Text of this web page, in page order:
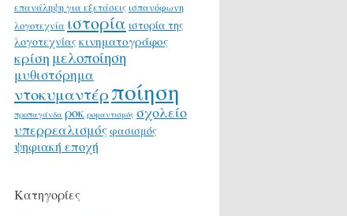
επανάληψη για εξετάσεις ισπανόφωνη
λογοτεχνία ιστορία ιστορία της
λογοτεχνίαςκινηματογράφος
κρίση μελοποίηση
μυθιστόρημα
ντοκυμαντέρποίηση
προπαγάνδα ροκ ρομαντισμός σχολείο
υπερρεαλισμόςφασισμός
ψηφιακή εποχή
Κατηγορίες